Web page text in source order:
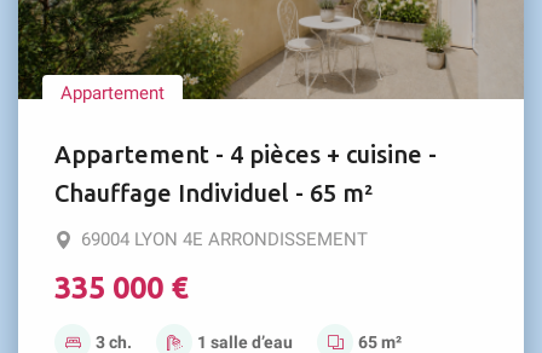
Appartement
Appartement - 4 pièces + cuisine -
Chauffage Individuel - 65 m²
69004 LYON 4E ARRONDISSEMENT
335 000 €
3 ch. 1 salle d’eau 65 m²